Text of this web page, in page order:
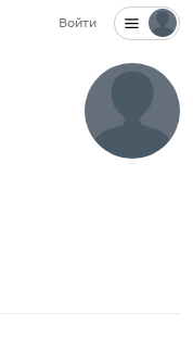
Войти